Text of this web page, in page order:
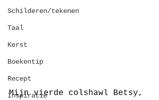
Schilderen/tekenen
Taal
Kerst
Boekentip
Recept
Inspiratie
Mijn vierde colshawl Betsy,